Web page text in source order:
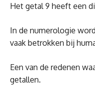
Het getal 9 heeft een
In de numerologie
vaak betrokken bij
Een van de redenen
getallen.